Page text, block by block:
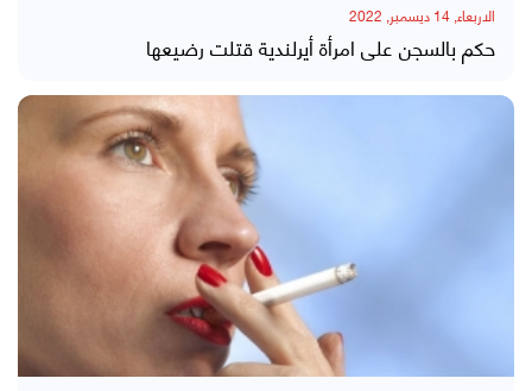
الاربعاء, 14 ديسمبر, 2022
حكم بالسجن على امرأة أيرلندية قتلت رضيعها